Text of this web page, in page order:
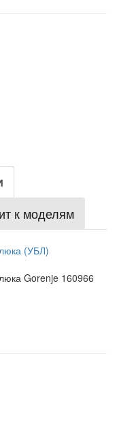
к моделям
(УБЛ)
Gorenje 160966